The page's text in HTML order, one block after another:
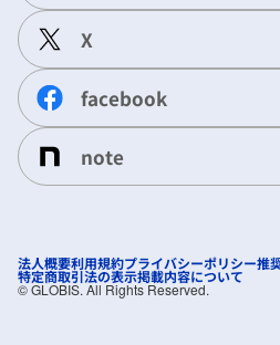
X
facebook
note
法人概要利用規約プライバシーポリシー推
特定商取引法の表示掲載内容について
©︎ GLOBIS. All Rights Reserved.